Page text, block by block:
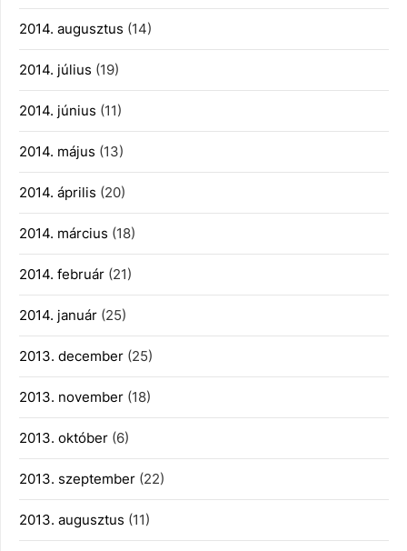
2014. augusztus (14)
2014. július (19)
2014. június (11)
2014. május (13)
2014. április (20)
2014. március (18)
2014. február (21)
2014. január (25)
2013. december (25)
2013. november (18)
2013. október (6)
2013. szeptember (22)
2013. augusztus (11)